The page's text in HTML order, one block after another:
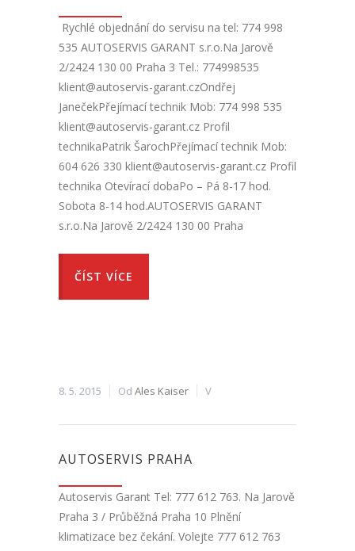
Rychlé objednání do servisu na tel: 774 998
535 AUTOSERVIS GARANT s.r.o.Na Jarově
2/2424 130 00 Praha 3 Tel.: 774998535
klient@autoservis-garant.czOndřej
JanečekPřejímací technik Mob: 774 998 535
klient@autoservis-garant.cz Profil
technikaPatrik ŠarochPřejímací technik Mob:
604 626 330 klient@autoservis-garant.cz Profil
technika Otevírací dobaPo – Pá 8-17 hod.
Sobota 8-14 hod.AUTOSERVIS GARANT
s.r.o.Na Jarově 2/2424 130 00 Praha
ČÍST VÍCE
8. 5. 2015 Od Ales Kaiser V
AUTOSERVIS PRAHA
Autoservis Garant Tel: 777 612 763. Na Jarově
Praha 3 / Průběžná Praha 10 Plnění
klimatizace bez čekání. Volejte 777 612 763